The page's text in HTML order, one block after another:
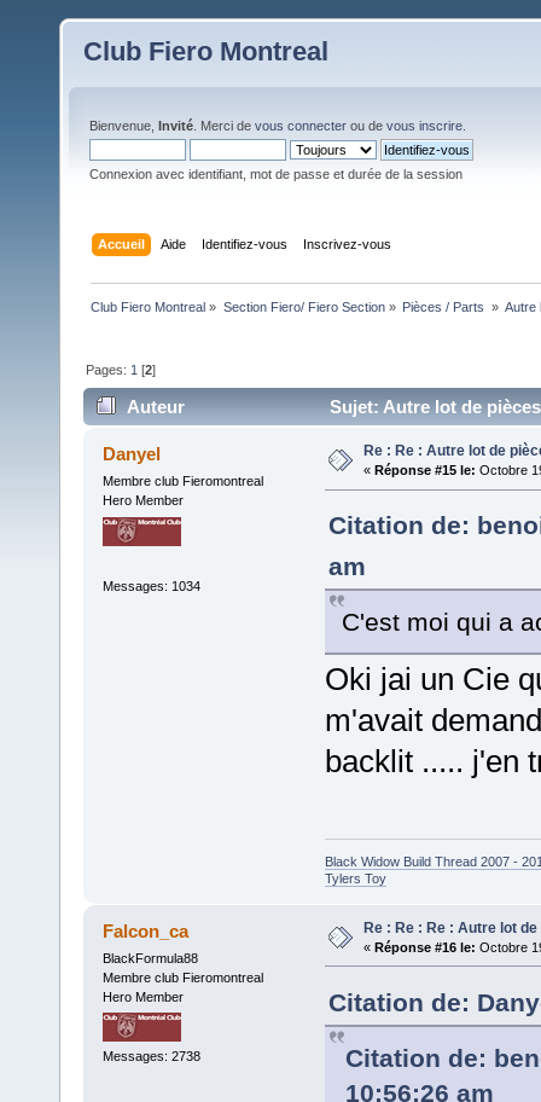
Club Fiero Montreal
Bienvenue, Invité . Merci de vous connecter ou de vous inscrire
Connexion avec identifiant, mot de passe et durée de la session
Accueil Aide Identifiez-vous Inscrivez-vous
Club Fiero Montreal » Section Fiero/ Fiero Section» Pièces / Parts » Autre
Pages: 1 [2]
Auteur Sujet: Autre lot de
Danyel
Membre club Fieromontreal
Hero Member
Messages: 1034
Re : Re : Autre lot de
« Réponse #15 le: Octobre
Citation de:
am
C'est moi qui a
Oki jai un Cie
m'avait
backlit ..... j'en
Black Widow Build Thread 2007 -
Tylers Toy
Falcon_ca
BlackFormula88
Membre club Fieromontreal
Hero Member
Messages: 2738
Re : Re : Re : Autre lot
« Réponse #16 le: Octobre
Citation de:
Citation de:
10:56:26 am